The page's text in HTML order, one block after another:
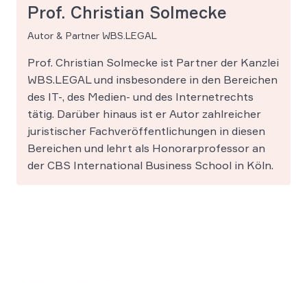
Prof. Christian Solmecke
Autor & Partner WBS.LEGAL
Prof. Christian Solmecke ist Partner der Kanzlei
WBS.LEGAL und insbesondere in den Bereichen
des IT-, des Medien- und des Internetrechts
tätig. Darüber hinaus ist er Autor zahlreicher
juristischer Fachveröffentlichungen in diesen
Bereichen und lehrt als Honorarprofessor an
der CBS International Business School in Köln.